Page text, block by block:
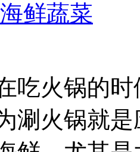
吃火锅的
涮火锅就